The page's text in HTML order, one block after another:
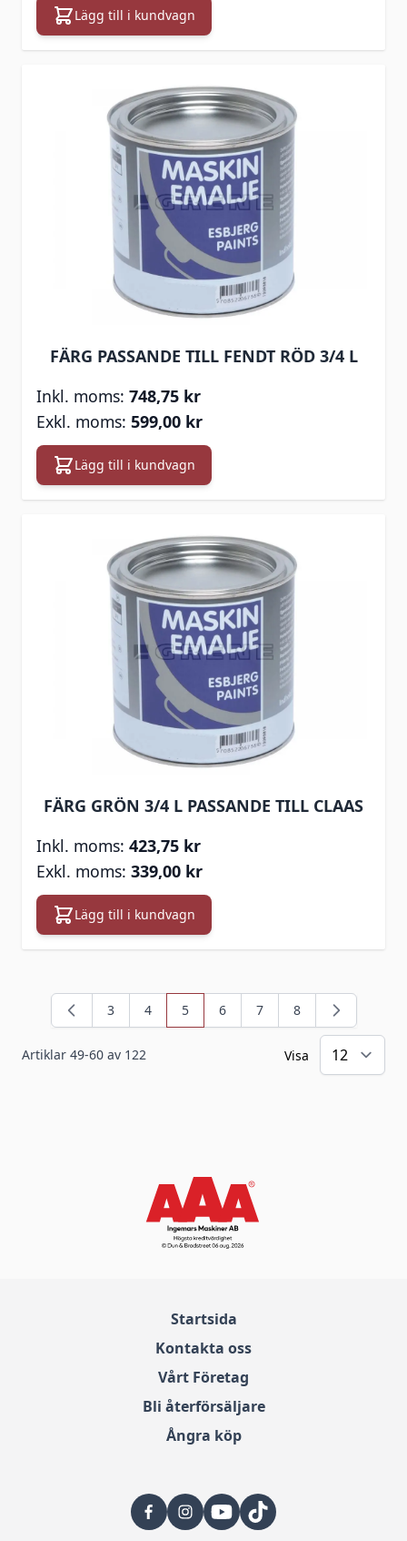
Lägg till i kundvagn
FÄRG PASSANDE TILL FENDT RÖD 3/4 L
748,75 kr
599,00 kr
Lägg till i kundvagn
FÄRG GRÖN 3/4 L PASSANDE TILL CLAAS
423,75 kr
339,00 kr
Lägg till i kundvagn
Artiklar 49-60 av 122
Sida
3 Sida
4 You're currently reading page
5 Sida
6 Sida
7 Sida
8
Visa
Startsida
Kontakta oss
Vårt Företag
Bli återförsäljare
Ångra köp